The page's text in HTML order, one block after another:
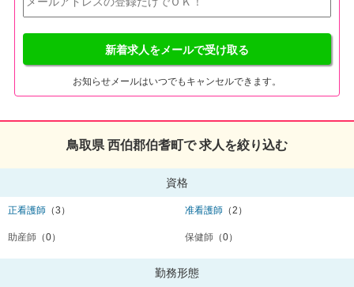
新着求人をメールで受け取る
お知らせメールはいつでもキャンセルできます。
鳥取県 西伯郡伯耆町で 求人を絞り込む
資格
正看護師 （3） 准看護師 （2）
助産師 （0） 保健師 （0）
勤務形態